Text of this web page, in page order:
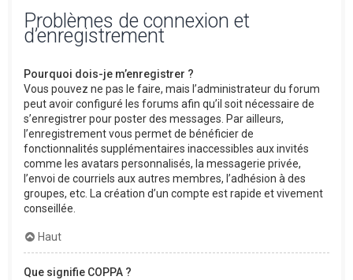
Problèmes de connexion et
d’enregistrement
Pourquoi dois-je m’enregistrer ?
Vous pouvez ne pas le faire, mais l’administrateur du forum
peut avoir configuré les forums afin qu’il soit nécessaire de
s’enregistrer pour poster des messages. Par ailleurs,
l’enregistrement vous permet de bénéficier de
fonctionnalités supplémentaires inaccessibles aux invités
comme les avatars personnalisés, la messagerie privée,
l’envoi de courriels aux autres membres, l’adhésion à des
groupes, etc. La création d’un compte est rapide et vivement
conseillée.
Haut
Que signifie COPPA ?